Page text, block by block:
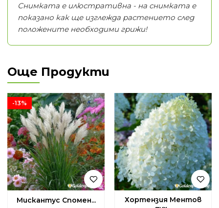
Снимката е илюстративна - на снимката е
показано как ще изглежда растението след
положените необходими грижи!
Още Продукти
-13%
Мискантус Спомен...
Хортензия Ментов